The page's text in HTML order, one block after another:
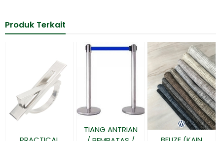
Produk Terkait
TIANG ANTRIAN